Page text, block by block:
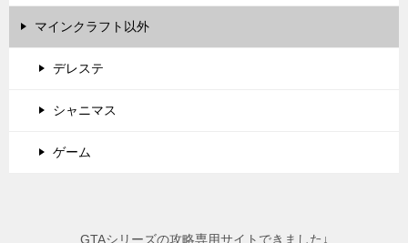
マインクラフト以外
デレステ
シャニマス
ゲーム
GTAシリーズの攻略専用サイトできました↓